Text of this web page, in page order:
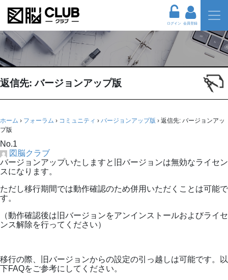
ログイン 会員登録
返信先: バージョンアップ版
ホーム › フォーラム › コミュニティ › バージョンアップ版 › 返信先: バージョンアッ
プ版
No.1
図脳クラブ
バージョンアップいたしますと旧バージョンは無効なライセン
スになります。
ただし移行期間では動作確認のため併用いただくことは可能で
す。
（動作確認後は旧バージョンをアンインストールおよびライセ
ンス解除を行ってください）
移行の際、旧バージョンからの設定の引っ越しは可能です。以
下FAQをご参考にしてください。